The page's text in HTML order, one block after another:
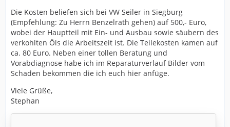
Die Kosten beliefen sich bei VW Seiler in Siegburg
(Empfehlung: Zu Herrn Benzelrath gehen) auf 500,- Euro,
wobei der Hauptteil mit Ein- und Ausbau sowie säubern des
verkohlten Öls die Arbeitszeit ist. Die Teilekosten kamen auf
ca. 80 Euro. Neben einer tollen Beratung und
Vorabdiagnose habe ich im Reparaturverlauf Bilder vom
Schaden bekommen die ich euch hier anfüge.
Viele Grüße,
Stephan